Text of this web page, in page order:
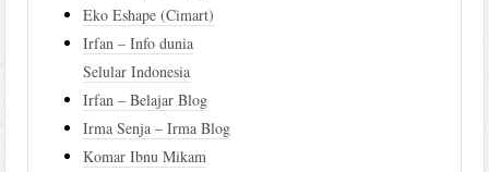
Eko Eshape (Cimart)
Irfan – Info dunia
Selular Indonesia
Irfan – Belajar Blog
Irma Senja – Irma Blog
Komar Ibnu Mikam